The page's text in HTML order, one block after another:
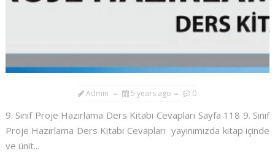
Admin 5 years ago 0
9. Sınıf Proje Hazırlama Ders Kitabı Cevapları Sayfa 118 9. Sınıf
Proje Hazırlama Ders Kitabı Cevapları yayınımızda kitap içinde
ve ünit...